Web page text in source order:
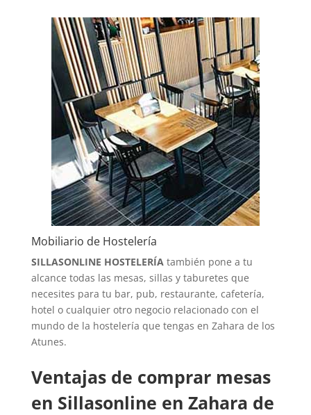
Mobiliario de Hostelería
SILLASONLINE HOSTELERÍAtambién pone a tu
alcance todas las mesas, sillas y taburetes que
necesites para tu bar, pub, restaurante, cafetería,
hotel o cualquier otro negocio relacionado con el
mundo de la hostelería que tengas en Zahara de los
Atunes.
Ventajas de comprar mesas
en Sillasonline en Zahara de